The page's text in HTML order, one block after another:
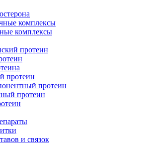
комплексы
комплексы
протеин
протеин
протеин
протеин
и связок